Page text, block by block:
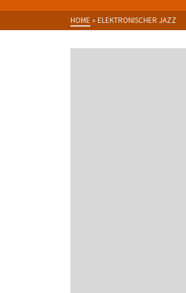
HOME » ELEKTRONISCHER JAZZ